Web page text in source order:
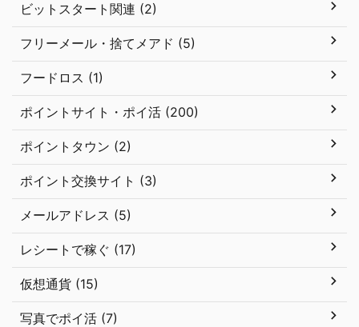
ビットスタート関連 (2)
フリーメール・捨てメアド (5)
フードロス (1)
ポイントサイト・ポイ活 (200)
ポイントタウン (2)
ポイント交換サイト (3)
メールアドレス (5)
レシートで稼ぐ (17)
仮想通貨 (15)
写真でポイ活 (7)